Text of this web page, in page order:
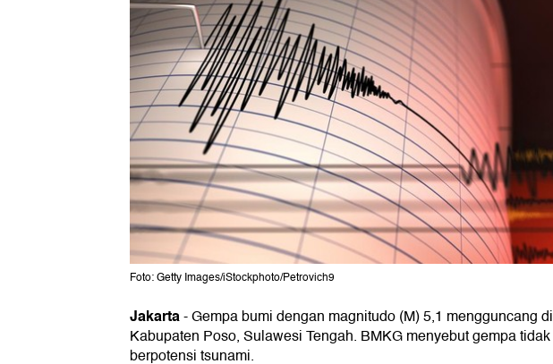
Foto: Getty Images/iStockphoto/Petrovich9
Jakarta-Gempa bumi dengan magnitudo (M) 5,1 mengguncang di
Kabupaten Poso, Sulawesi Tengah. BMKG menyebut gempa tidak
berpotensi tsunami.